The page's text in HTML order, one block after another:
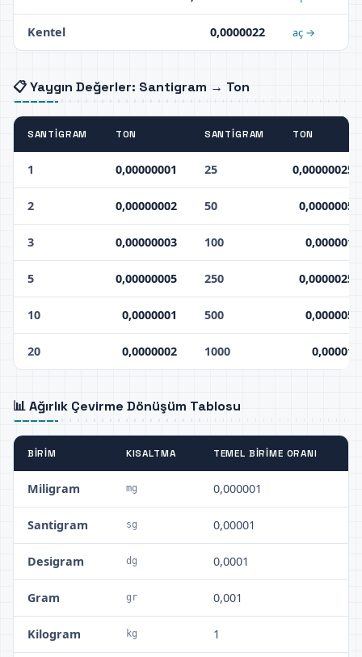
Kentel 0,0000022 aç →
📋 Yaygın Değerler: Santigram → Ton
SANTIGRAM TON SANTIGRAM TON
1 0,00000001 25 0,00000025
2 0,00000002 50 0,0000005
3 0,00000003 100 0,000001
5 0,00000005 250 0,0000025
10 0,0000001 500 0,000005
20 0,0000002 1000 0,00001
📊 Ağırlık Çevirme Dönüşüm Tablosu
BIRIM KISALTMA TEMEL BIRIME ORANI
Miligram mg 0,000001
Santigram sg 0,00001
Desigram dg 0,0001
Gram gr 0,001
Kilogram kg 1